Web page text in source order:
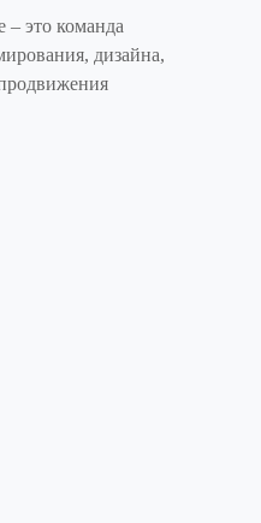
с высокой конверсией.
и фото контент, блог и
труд
Заказав разработку
проект по
– это команда
дизайна,